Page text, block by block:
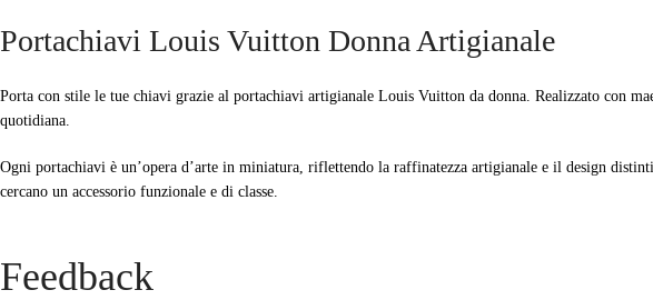
Portachiavi Louis Vuitton Donna Artigianale
Porta con stile le tue chiavi grazie al portachiavi artigianale Louis Vuitton da donna. Realizzato con
quotidiana.
Ogni portachiavi è un’opera d’arte in miniatura, riflettendo la raffinatezza artigianale e il design
cercano un accessorio funzionale e di classe.
Feedback